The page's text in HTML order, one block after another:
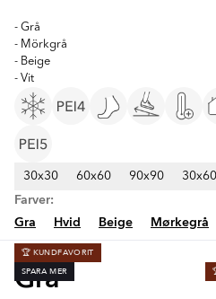
- Grå
- Mörkgrå
- Beige
- Vit
30x30 60x60 90x90 30x60
Farver:
Gra
Hvid Beige Mørkegrå
Gra
🏆 KUNDFAVORIT
SPARA MER